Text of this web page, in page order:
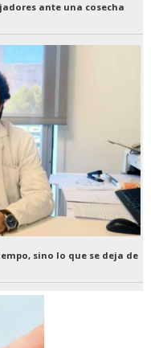
ante una cosecha
sino lo que se deja de